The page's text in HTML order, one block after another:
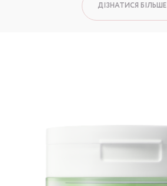
ДІЗНАТИСЯ БІЛЬШЕ